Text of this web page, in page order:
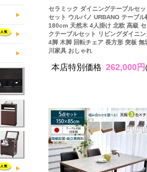
セラミック ダイニングテーブルセ
セット ウルバノ URBANO テーブル
180cm 天然木 4人掛け 北欧 高級 セ
クテーブルセット リビングダイニ
4脚 木脚 回転チェア 長方形 突板 無
川家具 おしゃれ
本店特別価格 262,000円